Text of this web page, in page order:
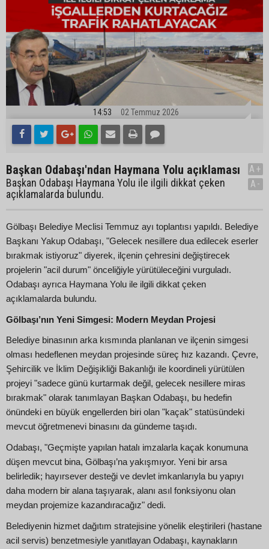
14:53 02 Temmuz 2026
Başkan Odabaşı'ndan Haymana Yolu açıklaması
Başkan Odabaşı Haymana Yolu ile ilgili dikkat çeken
açıklamalarda bulundu.
A+
A-
Gölbaşı Belediye Meclisi Temmuz ayı toplantısı yapıldı. Belediye
Başkanı Yakup Odabaşı, "Gelecek nesillere dua edilecek eserler
bırakmak istiyoruz" diyerek, ilçenin çehresini değiştirecek
projelerin "acil durum" önceliğiyle yürütüleceğini vurguladı.
Odabaşı ayrıca Haymana Yolu ile ilgili dikkat çeken
açıklamalarda bulundu.
Gölbaşı’nın Yeni Simgesi: Modern Meydan Projesi
Belediye binasının arka kısmında planlanan ve ilçenin simgesi
olması hedeflenen meydan projesinde süreç hız kazandı. Çevre,
Şehircilik ve İklim Değişikliği Bakanlığı ile koordineli yürütülen
projeyi "sadece günü kurtarmak değil, gelecek nesillere miras
bırakmak" olarak tanımlayan Başkan Odabaşı, bu hedefin
önündeki en büyük engellerden biri olan "kaçak" statüsündeki
mevcut öğretmenevi binasını da gündeme taşıdı.
Odabaşı, "Geçmişte yapılan hatalı imzalarla kaçak konumuna
düşen mevcut bina, Gölbaşı’na yakışmıyor. Yeni bir arsa
belirledik; hayırsever desteği ve devlet imkanlarıyla bu yapıyı
daha modern bir alana taşıyarak, alanı asıl fonksiyonu olan
meydan projemize kazandıracağız" dedi.
Belediyenin hizmet dağıtım stratejisine yönelik eleştirileri (hastane
acil servis) benzetmesiyle yanıtlayan Odabaşı, kaynakların